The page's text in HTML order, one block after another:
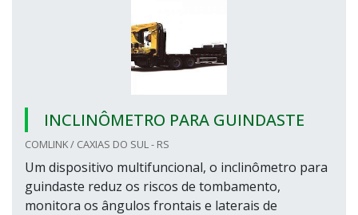
INCLINÔMETRO PARA GUINDASTE
COMLINK / CAXIAS DO SUL - RS
Um dispositivo multifuncional, o inclinômetro para
guindaste reduz os riscos de tombamento,
monitora os ângulos frontais e laterais de